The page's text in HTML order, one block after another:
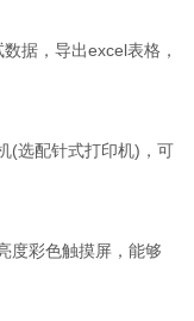
据，导出excel表格，
选配针式打印机)，可
彩色触摸屏，能够